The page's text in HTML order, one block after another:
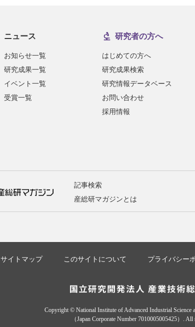
ニュース
お知らせ一覧
研究成果一覧
イベント一覧
受賞一覧
研究者の方へ
はじめての方へ
研究成果検索
研究情報データベース
お問い合わせ
採用情報
記事検索
産総研マガジンとは
サイトマップ このサイトについて プライバシー
Copyright © National Institute of Advanced Industrial Science
（Japan Corporate Number 7010005005425）. All